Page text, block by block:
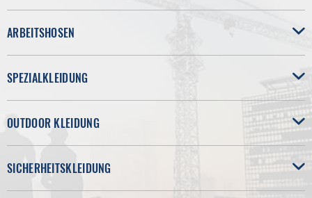
ARBEITSHOSEN
SPEZIALKLEIDUNG
OUTDOOR KLEIDUNG
SICHERHEITSKLEIDUNG